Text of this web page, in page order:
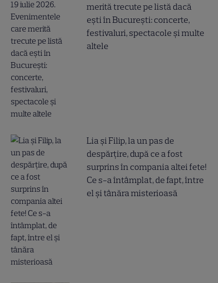
merită trecute pe listă dacă
ești în București: concerte,
festivaluri, spectacole și multe
altele
Lia și Filip, la un pas de
despărțire, după ce a fost
surprins în compania altei fete!
Ce s-a întâmplat, de fapt, între
el și tânăra misterioasă